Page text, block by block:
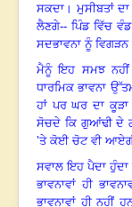
ਸਕਦਾ । ਮੁਸੀਬਤਾਂ
ਲੈਣਗੇ-- ਪਿੰਡ ਵਿੱਚ
ਸਦਭਾਵਨਾ ਨੂੰ
ਮੈਨੂੰ ਇਹ ਸਮਝ ਨਹੀਂ
ਧਾਰਮਿਕ ਭਾਵਨਾ
ਹਾਂ ਪਰ ਘਰ ਦਾ
ਸੋਚਦੇ ਕਿ ਗੁਆਂਢੀ ਦੇ
’ਤੇ ਕੋਈ ਚੋਟ ਵੀ
ਸਵਾਲ ਇਹ ਪੈਦਾ ਹੁੰਦਾ
ਭਾਵਨਾਵਾਂ ਹੀ
ਭਾਵਨਾਵਾਂ ਹੀ ਨਹੀਂ